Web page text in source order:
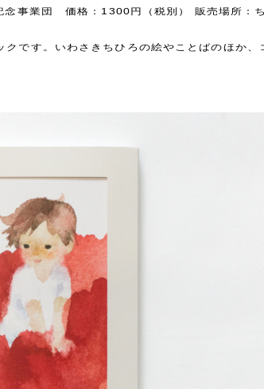
事業団 価格：1300円（税別） 販売場所：
です。いわさきちひろの絵やことばのほか、